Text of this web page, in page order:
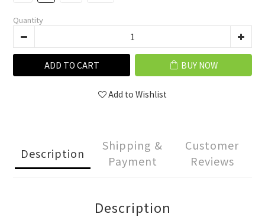
Quantity
ADD TO CART BUY NOW
Add to Wishlist
Description
Shipping &
Payment
Customer
Reviews
Description